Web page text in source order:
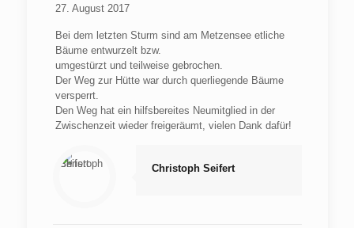
27. August 2017
Bei dem letzten Sturm sind am Metzensee etliche
Bäume entwurzelt bzw.
umgestürzt und teilweise gebrochen.
Der Weg zur Hütte war durch querliegende Bäume
versperrt.
Den Weg hat ein hilfsbereites Neumitglied in der
Zwischenzeit wieder freigeräumt, vielen Dank dafür!
Christoph Seifert